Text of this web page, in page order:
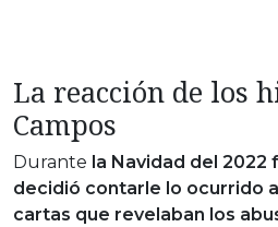
La reacción de los
Campos
Durante la Navidad del 2022
decidió contarle lo ocurrido
cartas que revelaban los